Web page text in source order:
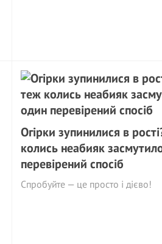
Огірки зупинилися в
колись неабияк
перевірений спосіб
Спробуйте — це просто і дієво!